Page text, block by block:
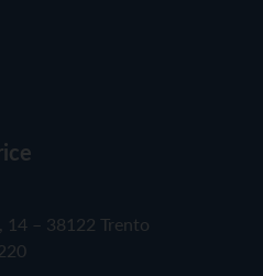
14 – 38122 Trento